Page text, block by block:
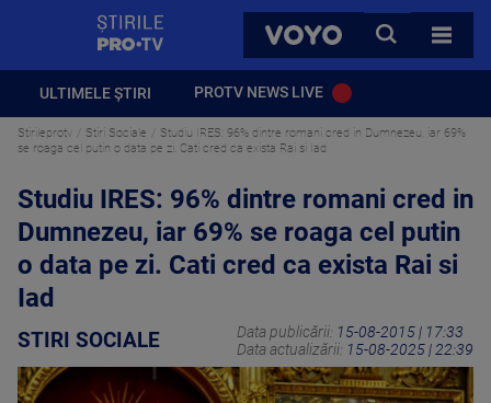
VOYO
CAUTA
TOATE
ULTIMELE ȘTIRI PROTV NEWS LIVE
Stirileprotv Stiri Sociale
Studiu IRES: 96% dintre romani cred in Dumnezeu, iar 69%
se roaga cel putin o data pe zi. Cati cred ca exista Rai si Iad
Studiu IRES: 96% dintre romani cred in
Dumnezeu, iar 69% se roaga cel putin
o data pe zi. Cati cred ca exista Rai si
Iad
STIRI SOCIALE Data publicării: 15-08-2015 | 17:33
Data actualizării: 15-08-2025 | 22:39